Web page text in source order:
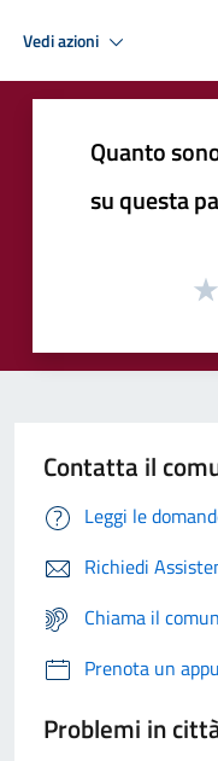
Vedi azioni
Quanto
su questa
Contatta il
Leggi le
Richiedi
Chiama il
Prenota un
Problemi in